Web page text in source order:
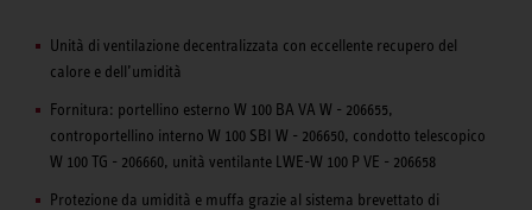
Unità di ventilazione decentralizzata con eccellente recupero del
calore e dell’umidità
Fornitura: portellino esterno W 100 BA VA W - 206655,
controportellino interno W 100 SBI W - 206650, condotto telescopico
W 100 TG - 206660, unità ventilante LWE-W 100 P VE - 206658
Protezione da umidità e muffa grazie al sistema brevettato di